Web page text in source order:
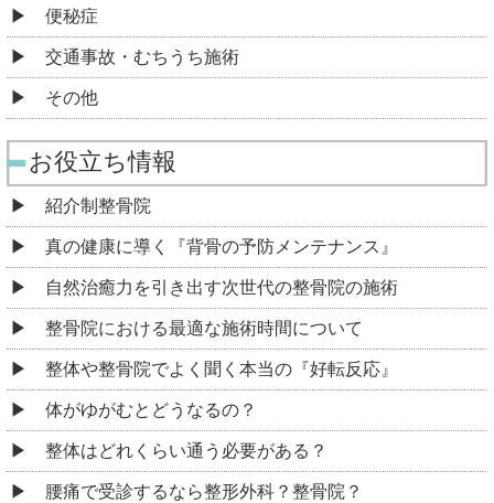
便秘症
交通事故・むちうち施術
その他
お役立ち情報
紹介制整骨院
真の健康に導く『背骨の予防メンテナンス』
自然治癒力を引き出す次世代の整骨院の施術
整骨院における最適な施術時間について
整体や整骨院でよく聞く本当の『好転反応』
体がゆがむとどうなるの？
整体はどれくらい通う必要がある？
腰痛で受診するなら整形外科？整骨院？